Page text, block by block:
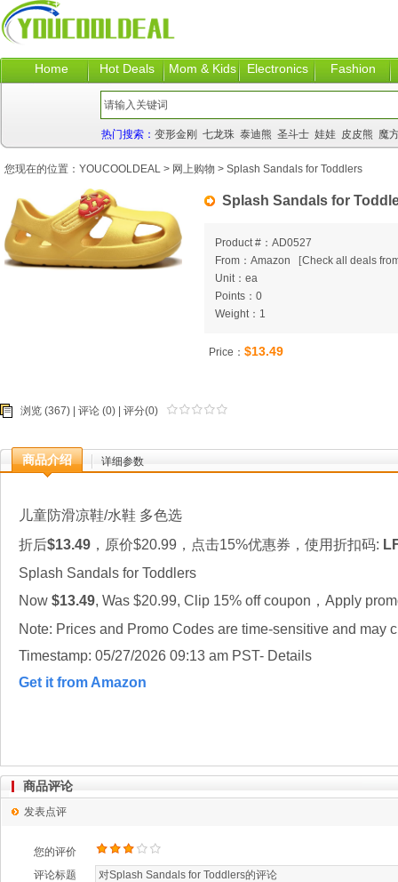
Home Hot Deals Mom & Kids Electronics Fashion
热门搜索： 变形金刚 七龙珠 泰迪熊 圣斗士 娃娃 皮皮熊 魔
Splash Sandals for
Product #：AD0527
From：Amazon
[Check all deals
Unit：ea
Points：0
Weight：1
Price： $13.49
浏览 (367) | 评论 (0) | 评分(0)
商品介绍 详细参数
儿童防滑凉鞋/水鞋 多色选
折后$13.49 ，原价$20.99，点击15%优惠券，使用折扣码:
Splash Sandals for Toddlers
Now $13.49, Was $20.99, Clip 15% off coupon，Apply
Note: Prices and Promo Codes are time-sensitive and may
Timestamp: 05/27/2026 09:13 am PST- Details
Get it from Amazon
您现在的位置： YOUCOOLDEAL > 网上购物 > Splash Sandals for Toddlers
商品评论
发表点评
您的评价
评论标题